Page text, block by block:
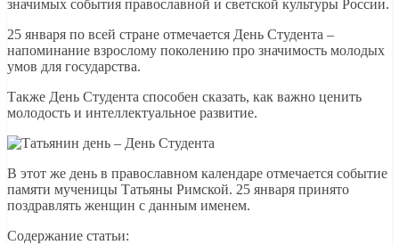
значимых события православной и светской культуры России.
25 января по всей стране отмечается День Студента –
напоминание взрослому поколению про значимость молодых
умов для государства.
Также День Студента способен сказать, как важно ценить
молодость и интеллектуальное развитие.
В этот же день в православном календаре отмечается событие
памяти мученицы Татьяны Римской. 25 января принято
поздравлять женщин с данным именем.
Содержание статьи: